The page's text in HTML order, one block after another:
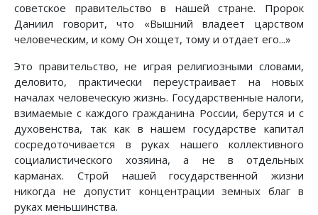
советское правительство в нашей стране. Пророк
Даниил говорит, что «Вышний владеет царством
человеческим, и кому Он хощет, тому и отдает его...»
Это правительство, не играя религиозными словами,
деловито, практически переустраивает на новых
началах человеческую жизнь. Государственные налоги,
взимаемые с каждого гражданина России, берутся и с
духовенства, так как в нашем государстве капитал
сосредоточивается в руках нашего коллективного
социалистического хозяина, а не в отдельных
карманах. Строй нашей государственной жизни
никогда не допустит концентрации земных благ в
руках меньшинства.